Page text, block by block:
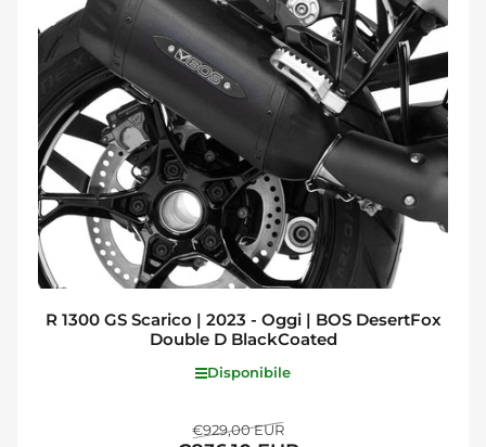
R 1300 GS Scarico | 2023 - Oggi | BOS DesertFox
Double D BlackCoated
Disponibile
Prezzo
€929,00 EURPrezzo